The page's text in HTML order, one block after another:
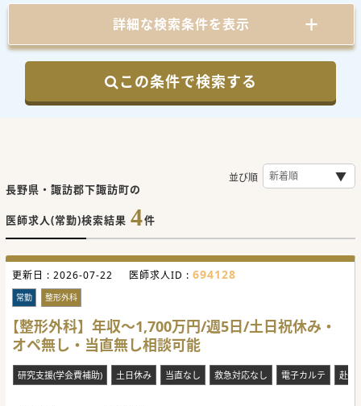
詳細な検索条件を表示
この条件で検索する
長野県・諏訪郡下諏訪町の
医師求人(常勤)検索結果 4件
並び順
更新日 : 2026-07-22 医師求人ID : 694128
常勤 整形外科
【整形外科】年収～1,700万円/週5日/土日祝休み・
オペ無し・当直無し相談可能
研究支援(学会費補助) 土日休み 当直なし 救急対応なし 電子カルテ 赴任